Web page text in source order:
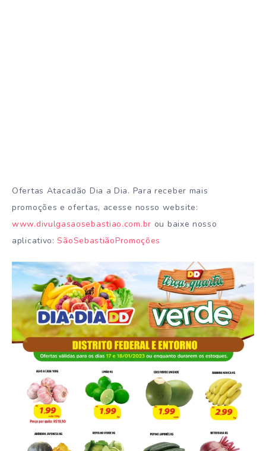
Ofertas Atacadão Dia a Dia. Para receber mais
promoções e ofertas, acesse nosso website:
www.divulgasaosebastiao.com.br ou baixe nosso
aplicativo:SãoSebastiãoPromoções